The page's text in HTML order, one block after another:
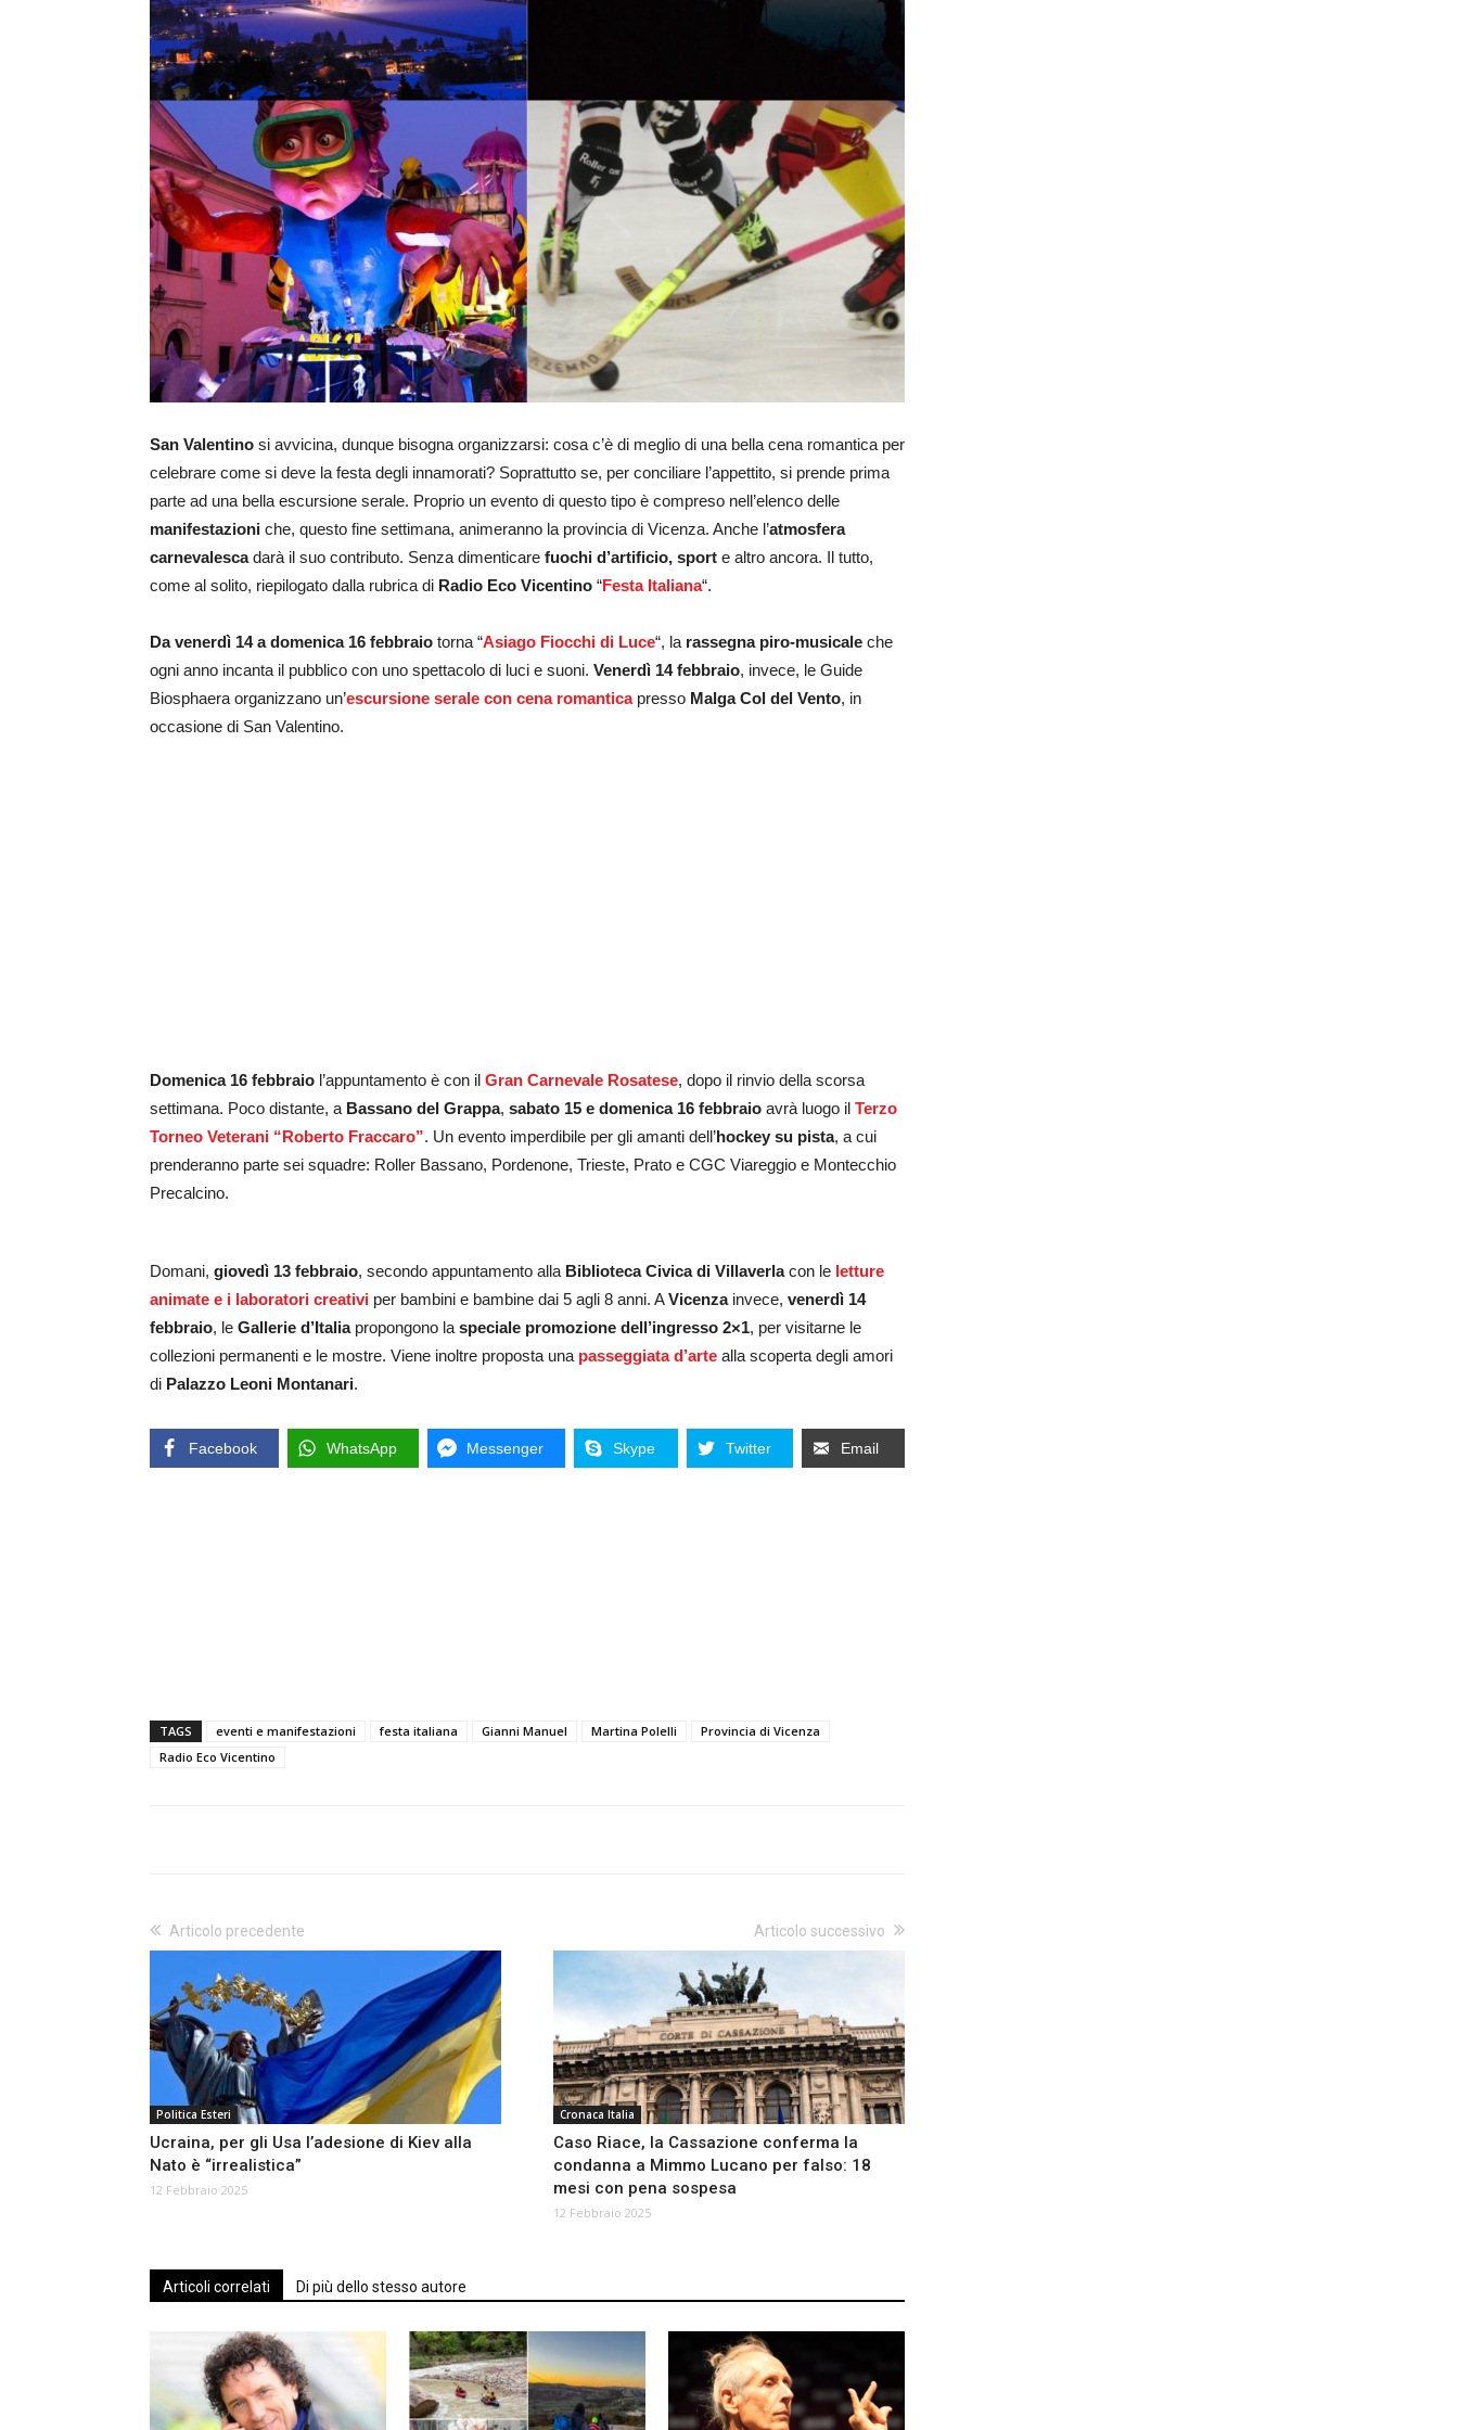
San Valentino si avvicina, dunque bisogna organizzarsi: cosa c’è di meglio di una bella cena romantica per
celebrare come si deve la festa degli innamorati? Soprattutto se, per conciliare l’appettito, si prende prima
parte ad una bella escursione serale. Proprio un evento di questo tipo è compreso nell’elenco delle
manifestazioni che, questo fine settimana, animeranno la provincia di Vicenza. Anche l’atmosfera
carnevalescadarà il suo contributo. Senza dimenticare fuochi d’artificio, sport e altro ancora. Il tutto,
come al solito, riepilogato dalla rubrica di Radio Eco Vicentino “Festa Italiana“.
Da venerdì 14 a domenica 16 febbraio torna “Asiago Fiocchi di Luce“, la rassegna piro-musicale che
ogni anno incanta il pubblico con uno spettacolo di luci e suoni. Venerdì 14 febbraio, invece, le Guide
Biosphaera organizzano un’escursione serale con cena romanticapresso Malga Col del Vento, in
occasione di San Valentino.
Domenica 16 febbraio l’appuntamento è con il Gran Carnevale Rosatese, dopo il rinvio della scorsa
settimana. Poco distante, a Bassano del Grappa, sabato 15 e domenica 16 febbraio avrà luogo il Terzo
Torneo Veterani “Roberto Fraccaro”. Un evento imperdibile per gli amanti dell’hockey su pista, a cui
prenderanno parte sei squadre: Roller Bassano, Pordenone, Trieste, Prato e CGC Viareggio e Montecchio
Precalcino.
Domani, giovedì 13 febbraio, secondo appuntamento alla Biblioteca Civica di Villaverlacon le letture
animate e i laboratori creativi per bambini e bambine dai 5 agli 8 anni. AVicenzainvece, venerdì 14
febbraio, le Gallerie d’Italiapropongono la speciale promozione dell’ingresso 2×1, per visitarne le
collezioni permanenti e le mostre. Viene inoltre proposta una passeggiata d’arte alla scoperta degli amori
di Palazzo Leoni Montanari.
Facebook WhatsApp Messenger Skype Twitter Email
TAGS eventi e manifestazioni festa italiana Gianni Manuel Martina Polelli
Provincia di Vicenza
Radio Eco Vicentino
Articolo precedente
Politica Esteri
Ucraina, per gli Usa l’adesione di Kiev alla
Nato è “irrealistica”
12 Febbraio 2025
Articolo successivo
Cronaca Italia
Caso Riace, la Cassazione conferma la
condanna a Mimmo Lucano per falso: 18
mesi con pena sospesa
12 Febbraio 2025
Articoli correlati Di più dello stesso autore